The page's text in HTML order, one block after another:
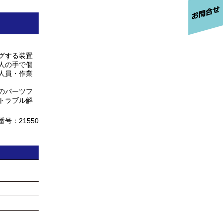
する装置
の手で個
員・作業
パーツフ
ラブル解
号：21550